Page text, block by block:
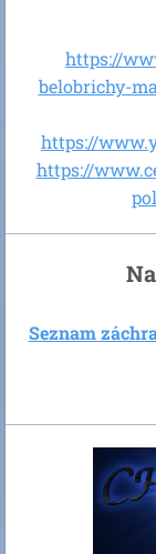
https://
belobrichy-
https://
https://
Seznam